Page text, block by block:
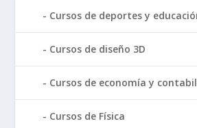
Cursos de deportes y
Cursos de diseño 3D
Cursos de economía y
Cursos de Física